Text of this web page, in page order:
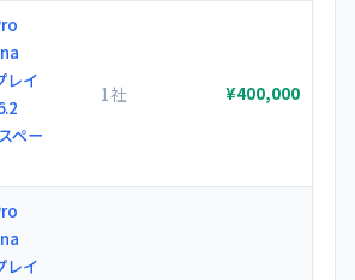
レイ
ペー
1社 ¥400,000
レイ